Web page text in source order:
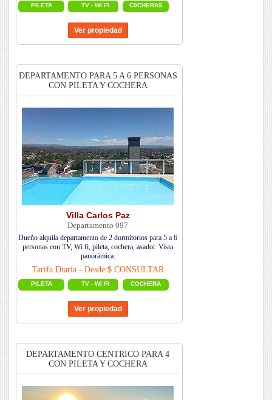
PILETA TV - WI FI C0CHERAS
DEPARTAMENTO PARA 5 A 6 PERSONAS
CON PILETA Y COCHERA
Villa Carlos Paz
Departamento 097
Dueño alquila departamento de 2 dormitorios para 5 a 6
personas con TV, Wi fi, pileta, cochera, asador. Vista
panorámica.
Tarifa Diaria - Desde:$ CONSULTAR
PILETA TV - WI FI COCHERA
DEPARTAMENTO CENTRICO PARA 4
CON PILETA Y COCHERA